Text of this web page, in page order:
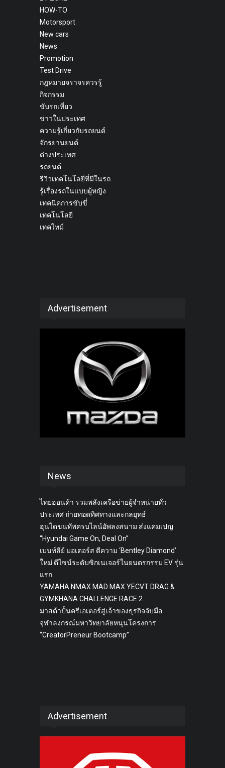
HOW-TO
Motorsport
New cars
News
Promotion
Test Drive
กฎหมายจราจรควรรู้
กิจกรรม
ขับรถเที่ยว
ข่าวในประเทศ
ความรู้เกี่ยวกับรถยนต์
จักรยานยนต์
ต่างประเทศ
รถยนต์
รีวิวเทคโนโลยีที่มีในรถ
รู้เรื่องรถในแบบผู้หญิง
เทคนิคการขับขี่
เทคโนโลยี
เทคไทม์
Advertisement
News
ไทยฮอนด้า รวมพลังเครือข่ายผู้จำหน่ายทั่ว
ประเทศ ถ่ายทอดทิศทางและกลยุทธ์
ฮุนไดขนทัพครบไลน์อัพลงสนาม ส่งแคมเปญ
“Hyundai Game On, Deal On”
เบนท์ลีย์ มอเตอร์ส ตีความ ‘Bentley Diamond’
ใหม่ ดีไซน์ระดับซิกเนเจอร์ในยนตรกรรม EV รุ่น
แรก
YAMAHA NMAX MAD MAX YECVT DRAG &
GYMKHANA CHALLENGE RACE 2
มาสด้าปั้นครีเอเตอร์สู่เจ้าของธุรกิจจับมือ
จุฬาลงกรณ์มหาวิทยาลัยหนุนโครงการ
“CreatorPreneur Bootcamp”
Advertisement